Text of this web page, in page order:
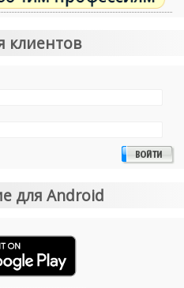
клиентов
для Android